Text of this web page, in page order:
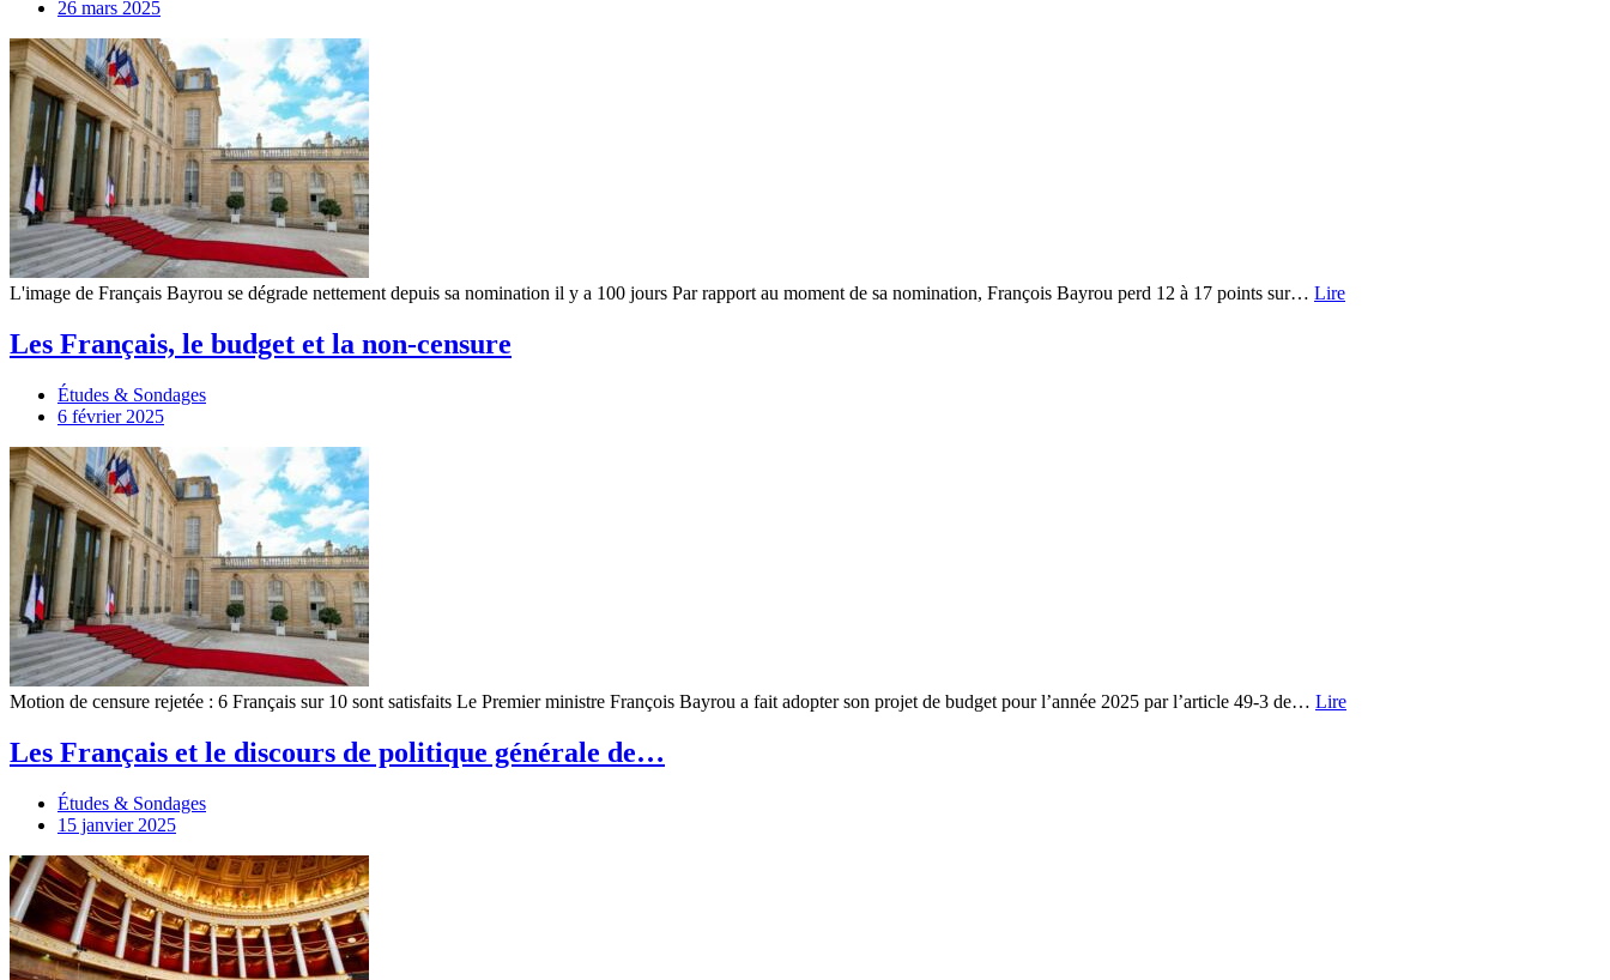
26 mars 2025
L'image de Français Bayrou se dégrade nettement depuis sa nomination il y a 100 jours Par rapport au moment de sa nomination, François Bayrou perd 12 à 17 points sur… Lire
Les Français, le budget et la non-censure
Études & Sondages
6 février 2025
Motion de censure rejetée : 6 Français sur 10 sont satisfaits Le Premier ministre François Bayrou a fait adopter son projet de budget pour l’année 2025 par l’article 49-3 de… Lire
Les Français et le discours de politique générale de…
Études & Sondages
15 janvier 2025